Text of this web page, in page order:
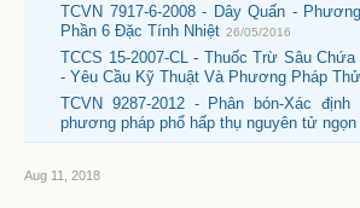
TCVN 7917-6-2008 - Dây Quấn -
Phần 6 Đặc Tính Nhiệt 26/05/2016
TCCS 15-2007-CL - Thuốc Trừ Sâu
- Yêu Cầu Kỹ Thuật Và Phương Pháp Thử
TCVN 9287-2012 - Phân bón-Xác
phương pháp phổ hấp thụ nguyên tử
Aug 11, 2018